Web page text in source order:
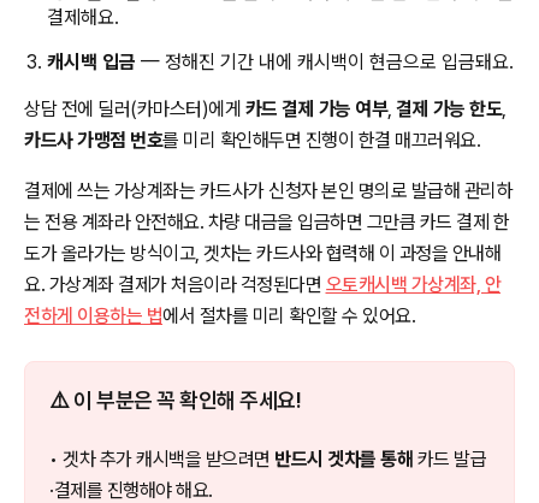
결제해요.
캐시백 입금 — 정해진 기간 내에 캐시백이 현금으로 입금돼요.
상담 전에 딜러(카마스터)에게 카드 결제 가능 여부, 결제 가능 한도,
카드사 가맹점 번호를 미리 확인해두면 진행이 한결 매끄러워요.
결제에 쓰는 가상계좌는 카드사가 신청자 본인 명의로 발급해 관리하
는 전용 계좌라 안전해요. 차량 대금을 입금하면 그만큼 카드 결제 한
도가 올라가는 방식이고, 겟차는 카드사와 협력해 이 과정을 안내해
요. 가상계좌 결제가 처음이라 걱정된다면 오토캐시백 가상계좌, 안
전하게 이용하는 법에서 절차를 미리 확인할 수 있어요.
⚠️ 이 부분은 꼭 확인해 주세요!
• 겟차 추가 캐시백을 받으려면 반드시 겟차를 통해 카드 발급
·결제를 진행해야 해요.